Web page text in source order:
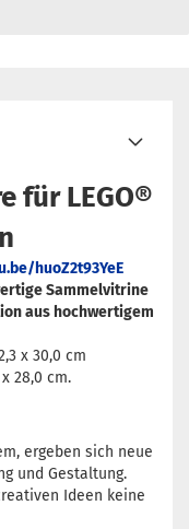
für LEGO®
huoZ2t93YeE
Sammelvitrine
aus hochwertigem
x 30,0 cm
28,0 cm.
ergeben sich neue
und Gestaltung.
Ideen keine